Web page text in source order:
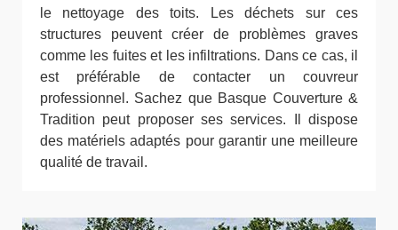
le nettoyage des toits. Les déchets sur ces
structures peuvent créer de problèmes graves
comme les fuites et les infiltrations. Dans ce cas, il
est préférable de contacter un couvreur
professionnel. Sachez que Basque Couverture &
Tradition peut proposer ses services. Il dispose
des matériels adaptés pour garantir une meilleure
qualité de travail.